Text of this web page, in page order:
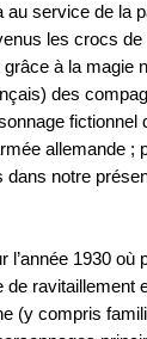
service de la
les crocs de
à la magie
des
allemande ;
notre
1930
ravitaillement
(y compris